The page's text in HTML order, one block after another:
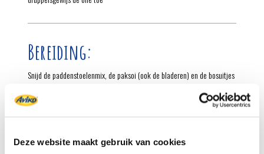
Deze website maakt gebruik van cookies
Bereiding:
Snijd de paddenstoelenmix, de paksoi (ook de bladeren) en de bosuitjes
Bak de rösti in 5-8 min. goudbruin, in een scheutje olijfolie/bakboter
vuur